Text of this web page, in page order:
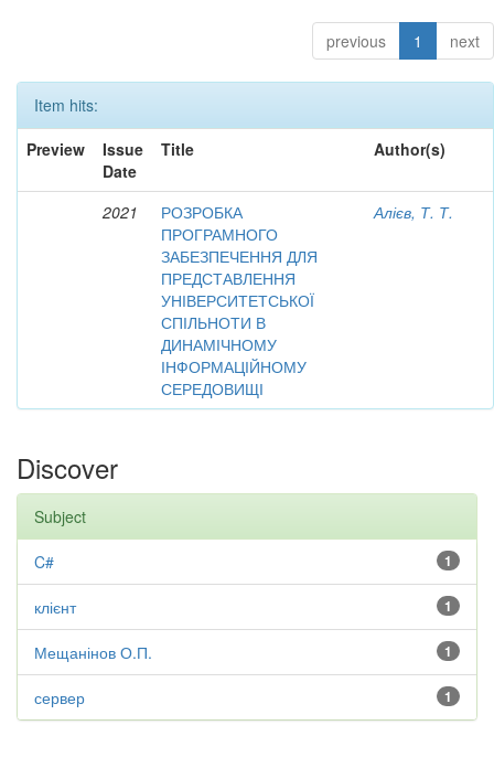
previous 1 next
Item hits:
Preview
Issue
Date
Title Author(s)
2021
РОЗРОБКА
ПРОГРАМНОГО
ЗАБЕЗПЕЧЕННЯ ДЛЯ
ПРЕДСТАВЛЕННЯ
УНІВЕРСИТЕТСЬКОЇ
СПІЛЬНОТИ В
ДИНАМІЧНОМУ
ІНФОРМАЦІЙНОМУ
СЕРЕДОВИЩІ
Алієв, Т. Т.
Discover
Subject
1
C#
1
клієнт
1
Мещанінов О.П.
1
сервер